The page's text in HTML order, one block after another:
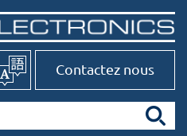
Contactez nous